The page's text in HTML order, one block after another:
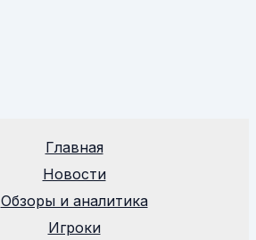
Главная
Новости
Обзоры и аналитика
Игроки